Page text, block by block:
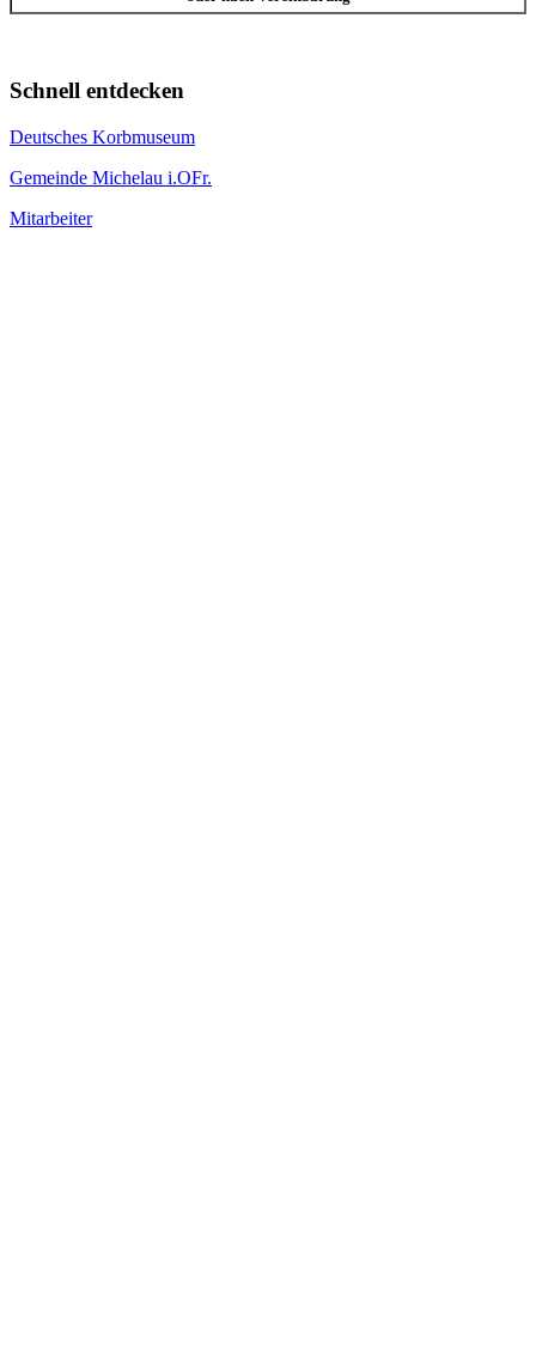
Schnell entdecken
Deutsches Korbmuseum
Gemeinde Michelau i.OFr.
Mitarbeiter